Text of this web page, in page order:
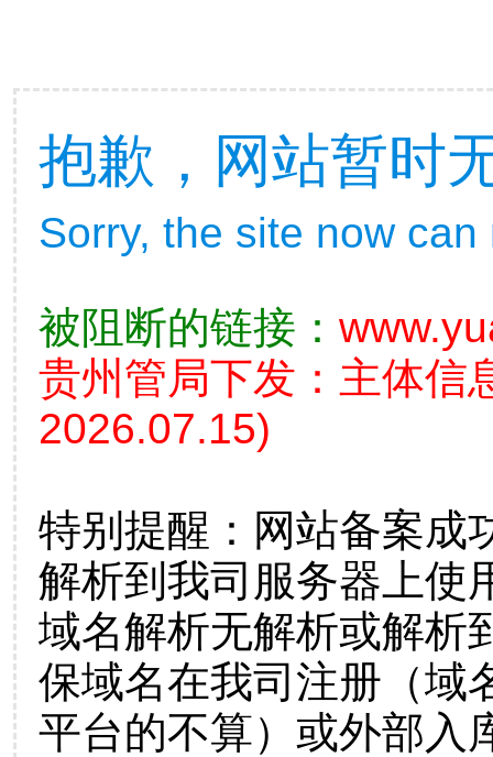
抱歉，网站暂时
Sorry, the site now
被阻断的链接：
贵州管局下发：主体信
2026.07.15)
特别提醒：网站备案成
解析到我司服务器上使
域名解析无解析或解析
保域名在我司注册（域
平台的不算）或外部入